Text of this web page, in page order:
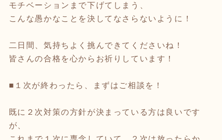
モチベーションまで下げてしまう、
こんな愚かなことを決してなさらないように！
二日間、気持ちよく挑んできてくださいね！
皆さんの合格を心からお祈りしています！
■１次が終わったら、まずはご相談を！
既に２次対策の方針が決まっている方は良いです
が、